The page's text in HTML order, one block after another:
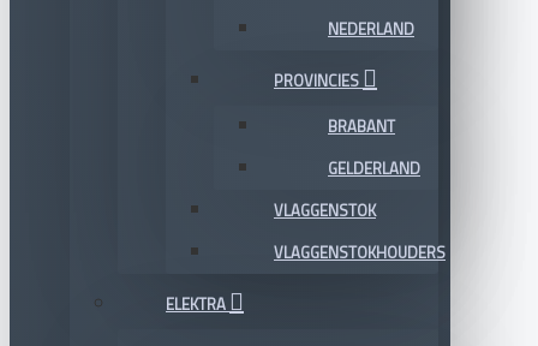
NEDERLAND
PROVINCIES
BRABANT
GELDERLAND
VLAGGENSTOK
VLAGGENSTOKHOUDERS
ELEKTRA